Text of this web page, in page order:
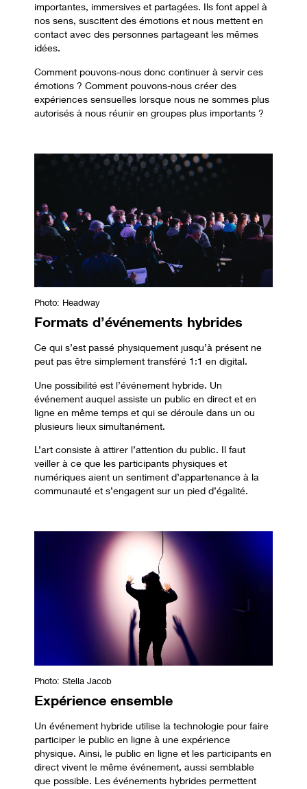
importantes, immersives et partagées. Ils font appel à
nos sens, suscitent des émotions et nous mettent en
contact avec des personnes partageant les mêmes
idées.
Comment pouvons-nous donc continuer à servir ces
émotions ? Comment pouvons-nous créer des
expériences sensuelles lorsque nous ne sommes plus
autorisés à nous réunir en groupes plus importants ?
Photo: Headway
Formats d’événements hybrides
Ce qui s’est passé physiquement jusqu’à présent ne
peut pas être simplement transféré 1:1 en digital.
Une possibilité est l’événement hybride. Un
événement auquel assiste un public en direct et en
ligne en même temps et qui se déroule dans un ou
plusieurs lieux simultanément.
L’art consiste à attirer l’attention du public. Il faut
veiller à ce que les participants physiques et
numériques aient un sentiment d’appartenance à la
communauté et s’engagent sur un pied d’égalité.
Photo: Stella Jacob
Expérience ensemble
Un événement hybride utilise la technologie pour faire
participer le public en ligne à une expérience
physique. Ainsi, le public en ligne et les participants en
direct vivent le même événement, aussi semblable
que possible. Les événements hybrides permettent